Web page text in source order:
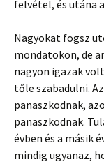
felvétel, és utána
Nagyokat fogsz
mondatokon, de
nagyon igazak
tőle szabadulni.
panaszkodnak,
panaszkodnak.
évben és a másik
mindig ugyanaz,